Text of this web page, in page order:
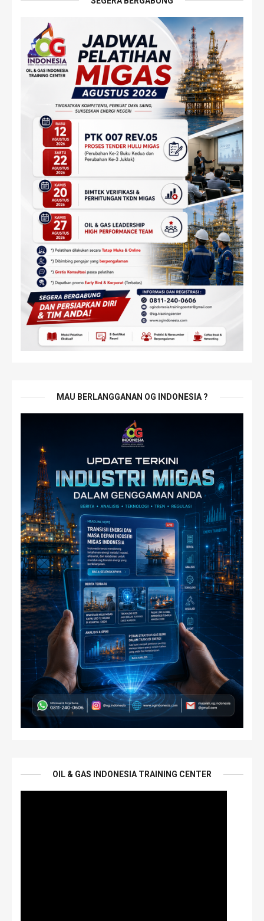
MAU BERLANGGANAN OG INDONESIA ?
OIL & GAS INDONESIA TRAINING CENTER